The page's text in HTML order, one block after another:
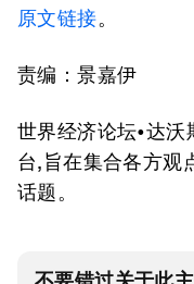
原文链接。
责编：景嘉伊
世界经济论坛•达
台,旨在集合各方观
话题。